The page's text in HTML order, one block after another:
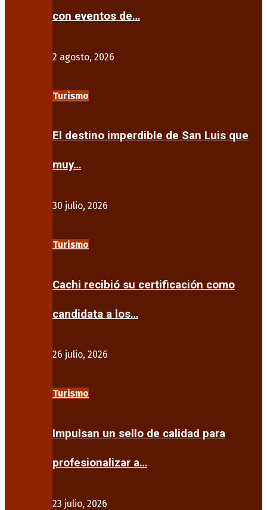
con eventos de…
2 agosto, 2026
Turismo
El destino imperdible de San Luis que
muy…
30 julio, 2026
Turismo
Cachi recibió su certificación como
candidata a los…
26 julio, 2026
Turismo
Impulsan un sello de calidad para
profesionalizar a…
23 julio, 2026